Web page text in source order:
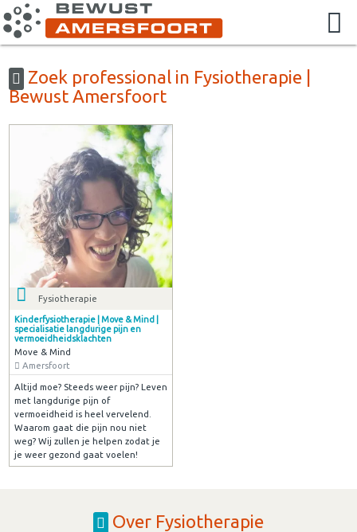
Zoek professional in Fysiotherapie |
Bewust Amersfoort
Fysiotherapie
Kinderfysiotherapie | Move & Mind |
specialisatie langdurige pijn en
vermoeidheidsklachten
Move & Mind
Amersfoort
Altijd moe? Steeds weer pijn? Leven
met langdurige pijn of
vermoeidheid is heel vervelend.
Waarom gaat die pijn nou niet
weg? Wij zullen je helpen zodat je
je weer gezond gaat voelen!
Over Fysiotherapie